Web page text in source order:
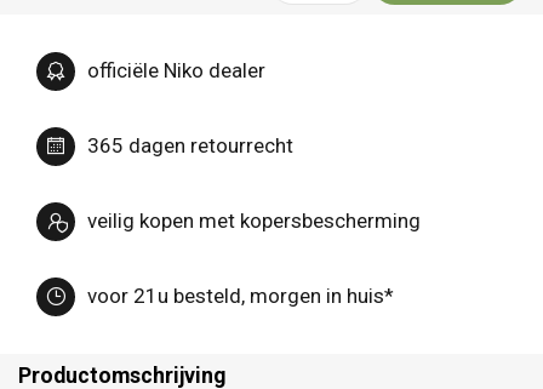
officiële Niko dealer
365 dagen retourrecht
veilig kopen met kopersbescherming
voor 21u besteld, morgen in huis*
Productomschrijving